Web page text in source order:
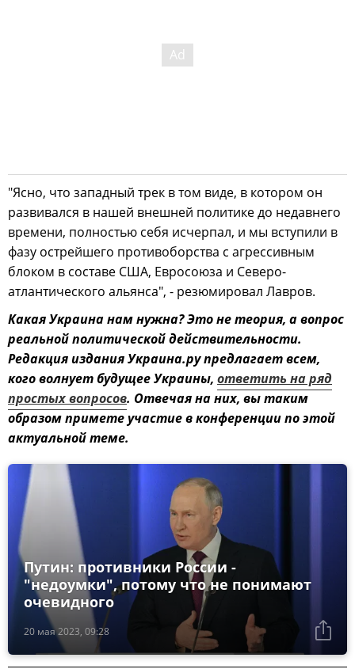
"Ясно, что западный трек в том виде, в котором он
развивался в нашей внешней политике до недавнего
времени, полностью себя исчерпал, и мы вступили в
фазу острейшего противоборства с агрессивным
блоком в составе США, Евросоюза и Северо-
атлантического альянса", - резюмировал Лавров.
Какая Украина нам нужна? Это не теория, а вопрос
реальной политической действительности.
Редакция издания Украина.ру предлагает всем,
кого волнует будущее Украины, ответить на ряд
простых вопросов. Отвечая на них, вы таким
образом примете участие в конференции по этой
актуальной теме.
20 мая 2023, 09:28
Путин: противники России -
"недоумки", потому что не понимают
очевидного